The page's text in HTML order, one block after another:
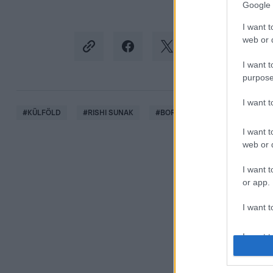
Google
I want
web or
I want
I want
I want
web or
I want
or app.
I want
I want
#KÜLFÖLD #RISHI SUNAK #BORIS JOHNSON